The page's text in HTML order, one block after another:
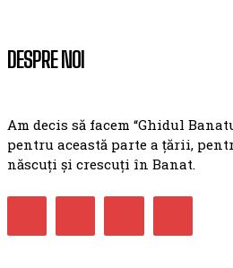
DESPRE NOI
Am decis să facem “Ghidul
pentru această parte a țării,
născuți și crescuți în Banat.